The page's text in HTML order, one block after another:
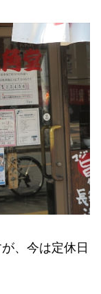
、今は定休日